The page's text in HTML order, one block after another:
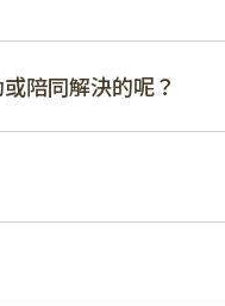
陪同解決的呢？